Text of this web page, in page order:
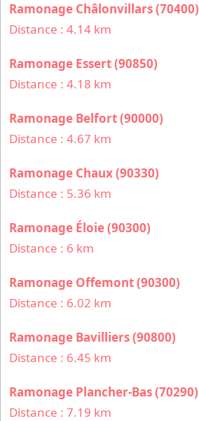
Ramonage Châlonvillars (70400)
Distance : 4.14 km
Ramonage Essert (90850)
Distance : 4.18 km
Ramonage Belfort (90000)
Distance : 4.67 km
Ramonage Chaux (90330)
Distance : 5.36 km
Ramonage Éloie (90300)
Distance : 6 km
Ramonage Offemont (90300)
Distance : 6.02 km
Ramonage Bavilliers (90800)
Distance : 6.45 km
Ramonage Plancher-Bas (70290)
Distance : 7.19 km